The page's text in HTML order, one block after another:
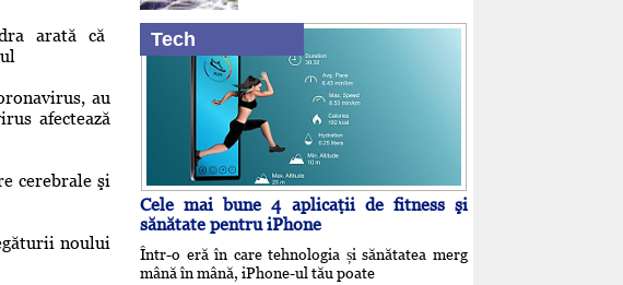
arată că
au
afectează
cerebrale şi
noului
Tech
Cele mai bune 4 aplicaţii de fitness şi
sănătate pentru iPhone
Într-o eră în care tehnologia și sănătatea merg
mână în mână, iPhone-ul tău poate